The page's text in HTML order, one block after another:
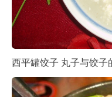
西平罐饺子 丸子与饺子